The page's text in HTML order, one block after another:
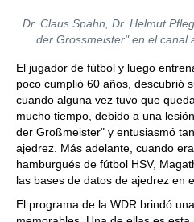
Dr. Claus Spahn, Dr. Helmut
der Grossmeister" en el canal
El jugador de fútbol y luego
poco cumplió 60 años, descubrió
cuando alguna vez tuvo que
mucho tiempo, debido a una
der Großmeister" y entusiasmó
ajedrez. Más adelante, cuando
hamburgués de fútbol HSV,
las bases de datos de ajedrez en
El programa de la WDR brindó